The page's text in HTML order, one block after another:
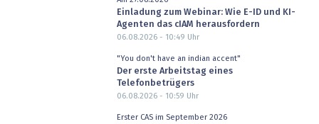
Einladung zum Webinar: Wie E-ID und KI-
Agenten das cIAM herausfordern
06.08.2026 - 10:49 Uhr
"You don't have an indian accent"
Der erste Arbeitstag eines
Telefonbetrügers
06.08.2026 - 10:59 Uhr
Erster CAS im September 2026